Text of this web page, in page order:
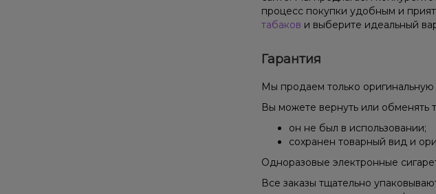
процесс покупки удобным и
табаков и выберите идеальный
Гарантия
Мы продаем только
Вы можете вернуть или обменять
он не был в использовании;
сохранен товарный вид и
Одноразовые электронные
Все заказы тщательно